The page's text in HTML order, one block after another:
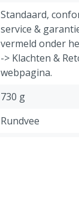
Standaard,
service &
vermeld onder
-> Klachten &
webpagina.
730 g
Rundvee